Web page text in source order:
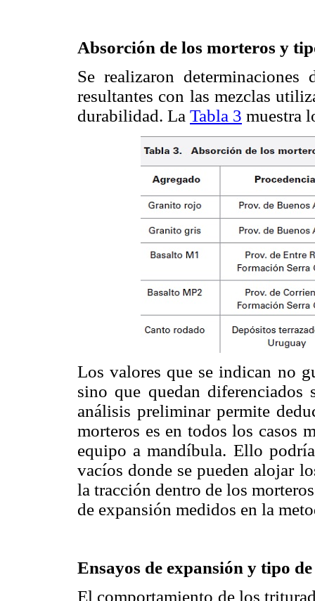
Absorción de los morteros y
Se realizaron
resultantes con las mezclas
durabilidad. La Tabla 3 muestra
Los valores que se indican no
sino que quedan diferenciados
análisis preliminar permite
morteros es en todos los casos
equipo a mandíbula. Ello
vacíos donde se pueden alojar
la tracción dentro de los
de expansión medidos en la
Ensayos de expansión y tipo
El comportamiento de los